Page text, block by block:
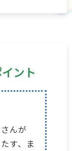
ント
んが
す、ま